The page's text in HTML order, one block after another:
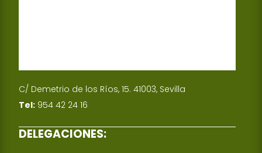
C/ Demetrio de los Ríos, 15. 41003, Sevilla
Tel: 954 42 24 16
DELEGACIONES: